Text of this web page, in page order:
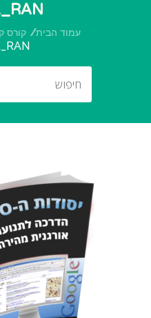
עמוד הבית קורס